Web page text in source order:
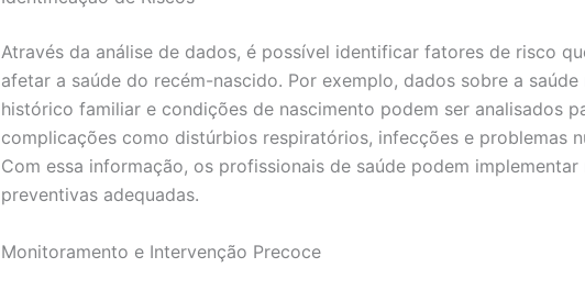
Através da análise de dados, é possível identificar fatores de risco
afetar a saúde do recém-nascido. Por exemplo, dados sobre a saúde
histórico familiar e condições de nascimento podem ser analisados
complicações como distúrbios respiratórios, infecções e problemas
Com essa informação, os profissionais de saúde podem implementar
preventivas adequadas.
Monitoramento e Intervenção Precoce